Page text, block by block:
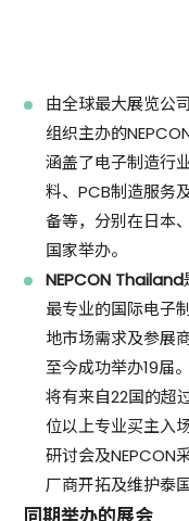
由全球最大展览公
组织主办的
涵盖了电子制造行
料、PCB制造服务
备等，分别在日本
国家举办。
NEPCON Thailand
最专业的国际电子
地市场需求及参展
至今成功举办19届
将有来自22国的超
位以上专业买主入
研讨会及NEPCON
厂商开拓及维护泰